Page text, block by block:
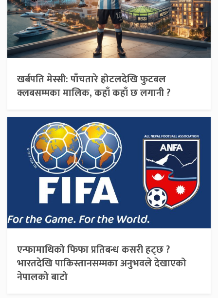
खर्बपति मेस्सी: पाँचतारे होटलदेखि फुटबल
क्लबसम्मका मालिक, कहाँ कहाँ छ लगानी ?
एन्फामाथिको फिफा प्रतिबन्ध कसरी हट्छ ?
भारतदेखि पाकिस्तानसम्मका अनुभवले देखाएको
नेपालको बाटो